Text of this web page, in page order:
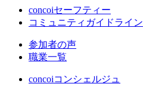
concoiセーフティー
コミュニティガイドライン
参加者の声
職業一覧
concoiコンシェルジュ